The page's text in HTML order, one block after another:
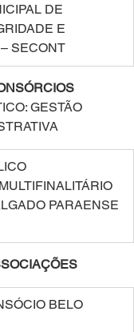
DE
E
SECONT
GESTÃO
PARAENSE
BELO